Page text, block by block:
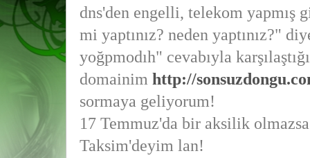
dns'den engelli, telekom yapmış
mi yaptınız? neden yaptınız?"
yoğpmodıh" cevabıyla
domainim http://
sormaya geliyorum!
17 Temmuz'da bir aksilik
Taksim'deyim lan!